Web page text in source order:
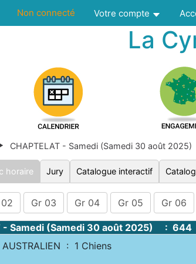
Non connecté Votre compte
La
CHAPTELAT - Samedi (Samedi 30 août 2025)
horaire Jury Catalogue interactif
Gr 03 Gr 04 Gr 05 Gr 06
- Samedi (Samedi 30 août 2025) : 644
AUSTRALIEN : 1 Chiens